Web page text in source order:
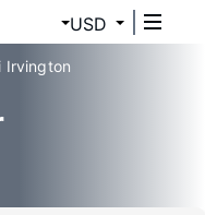
USD
Irvington